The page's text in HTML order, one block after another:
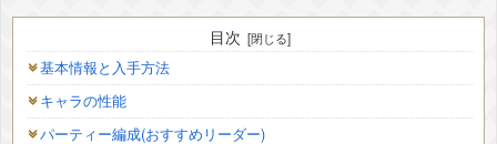
目次
基本情報と入手方法
キャラの性能
パーティー編成(おすすめリーダー)